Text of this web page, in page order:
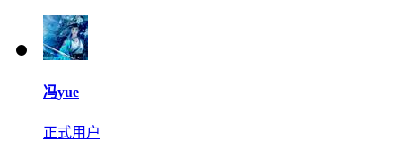
冯yue
正式用户